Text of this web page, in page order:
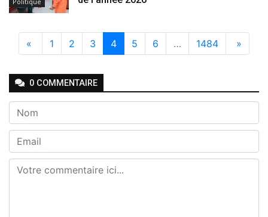
« 1 2 3 4 5 6 … 1484 »
0 COMMENTAIRE